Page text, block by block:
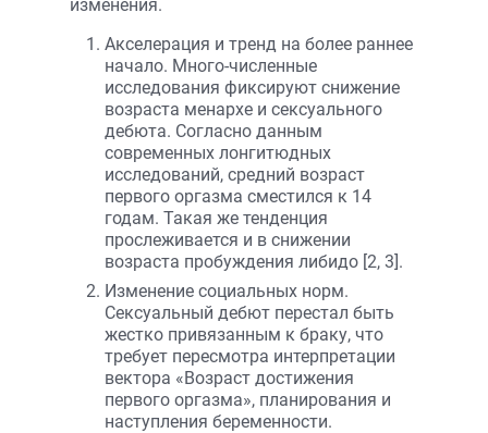
изменения.
Акселерация и тренд на более раннее
начало. Много-численные
исследования фиксируют снижение
возраста менархе и сексуального
дебюта. Согласно данным
современных лонгитюдных
исследований, средний возраст
первого оргазма сместился к 14
годам. Такая же тенденция
прослеживается и в снижении
возраста пробуждения либидо [2, 3].
Изменение социальных норм.
Сексуальный дебют перестал быть
жестко привязанным к браку, что
требует пересмотра интерпретации
вектора «Возраст достижения
первого оргазма», планирования и
наступления беременности.